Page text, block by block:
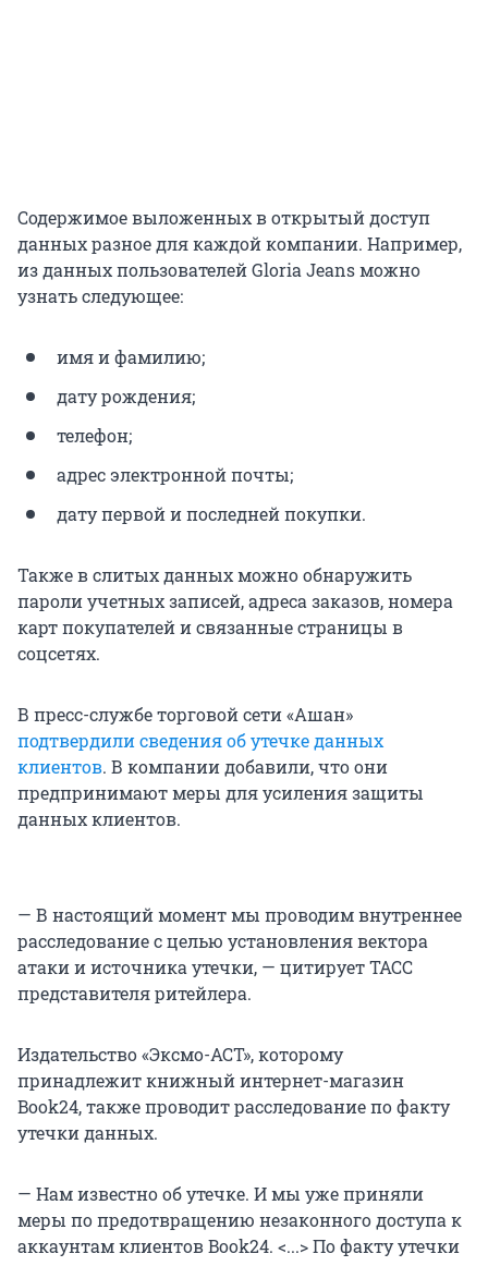
Содержимое выложенных в открытый доступ
данных разное для каждой компании. Например,
из данных пользователей Gloria Jeans можно
узнать следующее:
имя и фамилию;
дату рождения;
телефон;
адрес электронной почты;
дату первой и последней покупки.
Также в слитых данных можно обнаружить
пароли учетных записей, адреса заказов, номера
карт покупателей и связанные страницы в
соцсетях.
В пресс-службе торговой сети «Ашан»
подтвердили сведения об утечке данных
клиентов. В компании добавили, что они
предпринимают меры для усиления защиты
данных клиентов.
— В настоящий момент мы проводим внутреннее
расследование с целью установления вектора
атаки и источника утечки, — цитирует ТАСС
представителя ритейлера.
Издательство «Эксмо-АСТ», которому
принадлежит книжный интернет-магазин
Book24, также проводит расследование по факту
утечки данных.
— Нам известно об утечке. И мы уже приняли
меры по предотвращению незаконного доступа к
аккаунтам клиентов Book24. <...> По факту утечки